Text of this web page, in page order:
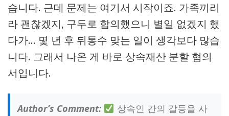
습니다. 근데 문제는 여기서 시작이죠. 가족끼리
라 괜찮겠지, 구두로 합의했으니 별일 없겠지 했
다가… 몇 년 후 뒤통수 맞는 일이 생각보다 많습
니다. 그래서 나온 게 바로 상속재산 분할 협의
서입니다.
Author’s Comment:
상속인 간의 갈등을 사